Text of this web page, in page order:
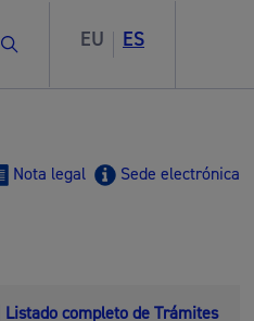
Buscar EU ES
Sede electrónica
Nota legal
Listado completo de Trámites